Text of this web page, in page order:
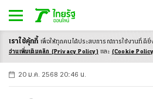
-ก ก ก+
20 ม.ค. 2568 20:46 น.
เราใช้คุ้กกี้ เพื่อให้ทุกคนได้ประสบการณ์การใช้งานที่ดียิ่
อ่านเพิ่มเติมคลิก (Privacy Policy) และ (Cookie